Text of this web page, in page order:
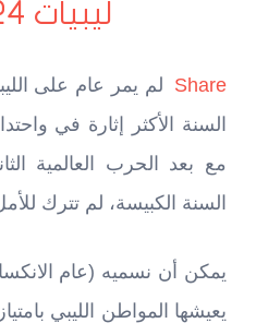
ليبيات 24.. 2013
Share
السنة الأكثر إثارة في
مع بعد الحرب العالمية
السنة الكبيسة، لم تترك
يمكن أن نسميه (عام
يعيشها المواطن الليبي